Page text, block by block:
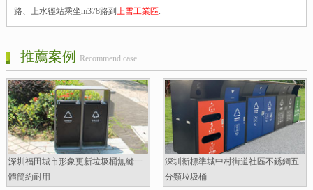
路、上水徑站乘坐m378路到 上雪工業區.
推薦案例 Recommend case
深圳福田城市形象更新垃圾桶無縫一
體簡約耐用
深圳新標準城中村街道社區不銹鋼五
分類垃圾桶